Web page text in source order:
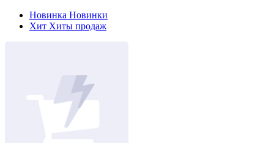
Новинка Новинки
Хит Хиты продаж